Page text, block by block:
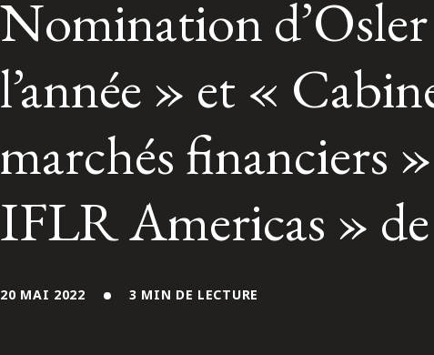
Nomination
l’année » et «
marchés financiers
IFLR Americas »
20 MAI 2022 3 MIN DE LECTURE